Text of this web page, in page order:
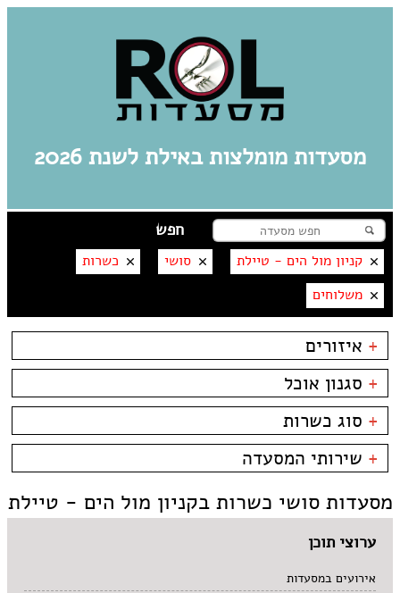
מסעדות מומלצות באילת לשנת 2026
קניון מול הים - טיילת סושי
כשרות
משלוחים
+ איזורים
אילת
מרינה
פארק אופירה
פארק הקרח
קניון מול הים - טיילת
+ סגנון אוכל
בשרים
דגים
צמחוני/טבעוני
פירות ים
סושי
אוכל ביתי
אסייתי
בית קפה
טאפאס בר
סיני
+ סוג כשרות
כשרות
כשר למהדרין
+ שירותי המסעדה
משלוחים
מסעדות סושי כשרות בקניון מול הים - טיילת
ערוצי תוכן
אירועים במסעדות